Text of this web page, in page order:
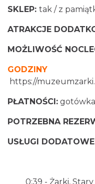
SKLEP: tak / z
ATRAKCJE
MOŻLIWOŚĆ
GODZINY
https://
PŁATNOŚCI:
POTRZEBNA
USŁUGI
0:39 - Żarki,